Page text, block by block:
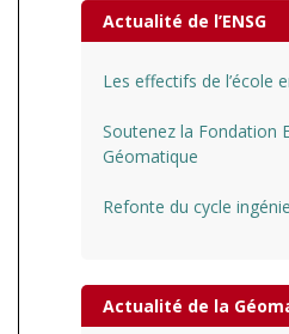
Actualité de l’ENSG
Les effectifs de l’école
Soutenez la Fondation
Géomatique
Refonte du cycle
Actualité de la